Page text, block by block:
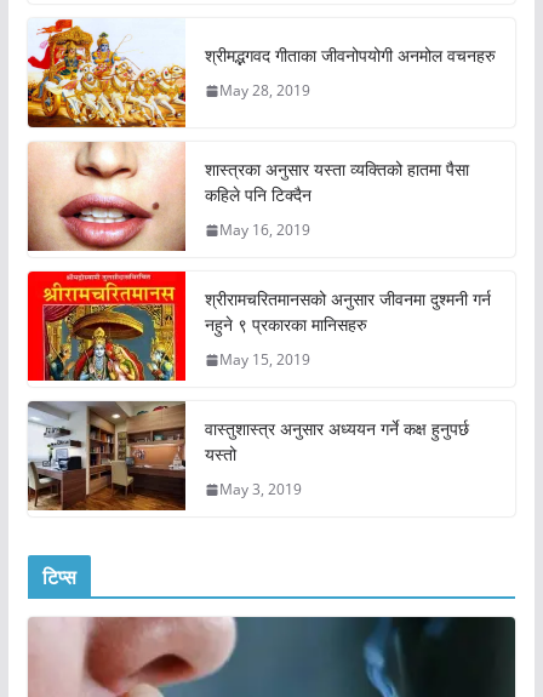
श्रीमद्भगवद गीताका जीवनोपयोगी अनमोल वचनहरु
May 28, 2019
शास्त्रका अनुसार यस्ता व्यक्तिको हातमा पैसा
कहिले पनि टिक्दैन
May 16, 2019
श्रीरामचरितमानसको अनुसार जीवनमा दुश्मनी गर्न
नहुने ९ प्रकारका मानिसहरु
May 15, 2019
वास्तुशास्त्र अनुसार अध्ययन गर्ने कक्ष हुनुपर्छ
यस्तो
May 3, 2019
टिप्स